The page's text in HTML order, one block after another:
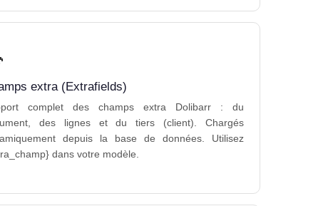
extra (Extrafields)
complet des champs extra Dolibarr : du
des lignes et du tiers (client). Chargés
depuis la base de données. Utilisez
dans votre modèle.